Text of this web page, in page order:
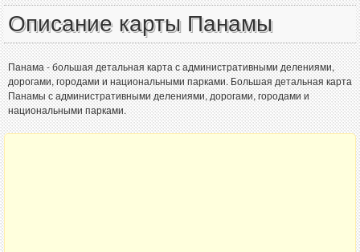
Описание карты Панамы
Панама - большая детальная карта с административными делениями,
дорогами, городами и национальными парками. Большая детальная карта
Панамы с административными делениями, дорогами, городами и
национальными парками.